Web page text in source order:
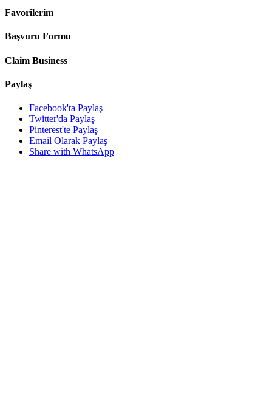
Favorilerim
Başvuru Formu
Claim Business
Paylaş
Facebook'ta Paylaş
Twitter'da Paylaş
Pinterest'te Paylaş
Email Olarak Paylaş
Share with WhatsApp